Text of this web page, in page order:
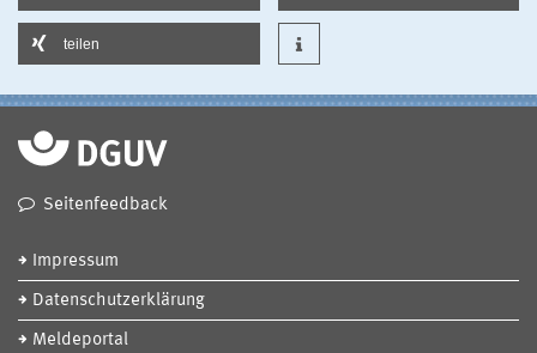
teilen
Seitenfeedback
Impressum
Datenschutzerklärung
Meldeportal